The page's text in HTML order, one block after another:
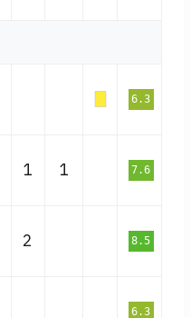
6.3
1 1 7.6
2 8.5
6.3